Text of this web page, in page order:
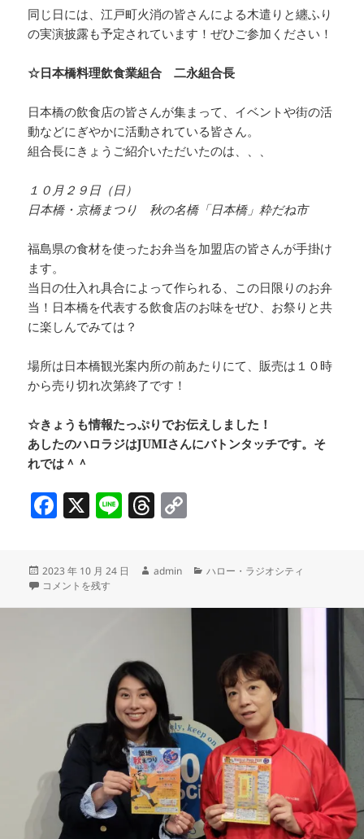
同じ日には、江戸町火消の皆さんによる木遣りと纏ふり
の実演披露も予定されています！ぜひご参加ください！
☆日本橋料理飲食業組合 二永組合長
日本橋の飲食店の皆さんが集まって、イベントや街の活
動などにぎやかに活動されている皆さん。
組合長にきょうご紹介いただいたのは、、、
１０月２９日（日）
日本橋・京橋まつり 秋の名橋「日本橋」粋だね市
福島県の食材を使ったお弁当を加盟店の皆さんが手掛け
ます。
当日の仕入れ具合によって作られる、この日限りのお弁
当！日本橋を代表する飲食店のお味をぜひ、お祭りと共
に楽しんでみては？
場所は日本橋観光案内所の前あたりにて、販売は１０時
から売り切れ次第終了です！
☆きょうも情報たっぷりでお伝えしました！
あしたのハロラジはJUMIさんにバトンタッチです。そ
れでは＾＾
F
c
e
b
X Li
e
T
a
d
y
Li
n
k
投
稿
2023 年 10 月 24 日
作
admin
カ
ハロー・ラジオシティ
日本盛株式会社が手掛ける缶の日本酒ソーダ・・・JAPAN SODA！／
コメントを残す